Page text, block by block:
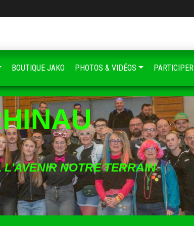
NOTRE TERRAIN
BOUTIQUE JAKO PHOTOS & VIDÉOS PARTICIPER